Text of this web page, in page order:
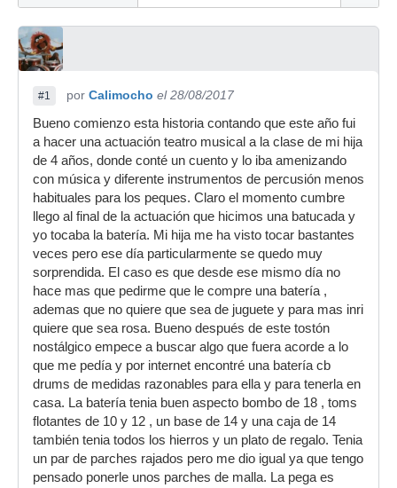
#1 por Calimocho el 28/08/2017
Bueno comienzo esta historia contando que este año fui
a hacer una actuación teatro musical a la clase de mi hija
de 4 años, donde conté un cuento y lo iba amenizando
con música y diferente instrumentos de percusión menos
habituales para los peques. Claro el momento cumbre
llego al final de la actuación que hicimos una batucada y
yo tocaba la batería. Mi hija me ha visto tocar bastantes
veces pero ese día particularmente se quedo muy
sorprendida. El caso es que desde ese mismo día no
hace mas que pedirme que le compre una batería ,
ademas que no quiere que sea de juguete y para mas inri
quiere que sea rosa. Bueno después de este tostón
nostálgico empece a buscar algo que fuera acorde a lo
que me pedía y por internet encontré una batería cb
drums de medidas razonables para ella y para tenerla en
casa. La batería tenia buen aspecto bombo de 18 , toms
flotantes de 10 y 12 , un base de 14 y una caja de 14
también tenia todos los hierros y un plato de regalo. Tenia
un par de parches rajados pero me dio igual ya que tengo
pensado ponerle unos parches de malla. La pega es